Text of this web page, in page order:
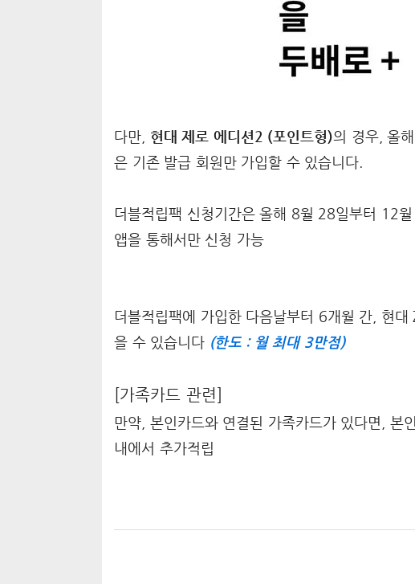
다만, 현대 제로 에디션2 (포인트형)의 경우, 올
은 기존 발급 회원만 가입할 수 있습니다.
더블적립팩 신청기간은 올해 8월 28일부터 12
앱을 통해서만 신청 가능
더블적립팩에 가입한 다음날부터 6개월 간, 현
을 수 있습니다 (한도 : 월 최대 3만점)
[가족카드 관련]
만약, 본인카드와 연결된 가족카드가 있다면, 본
내에서 추가적립